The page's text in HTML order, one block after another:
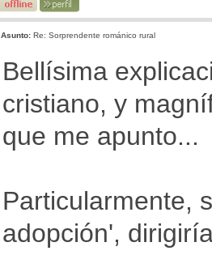
Asunto: Re: Sorprendente románico rural
Bellísima
cristiano, y
que me apunto...
Particularmente,
adopción',